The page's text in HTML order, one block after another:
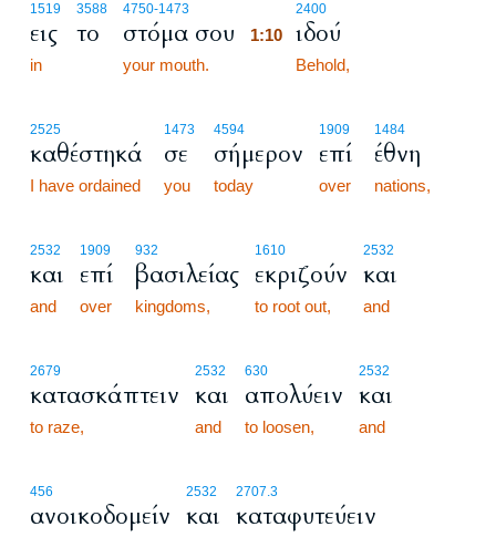
1519
εις
in
3588
το
4750-1473
στόμα σου
your mouth.
2400
1:10 ιδού
Behold,
2525
καθέστηκά
I have ordained
1473
σε
you
4594
σήμερον
today
1909
επί
over
1484
έθνη
nations,
2532
και
and
1909
επί
over
932
βασιλείας
kingdoms,
1610
εκριζούν
to root out,
2532
και
and
2679
κατασκάπτειν
to raze,
2532
και
and
630
απολύειν
to loosen,
2532
και
and
456
ανοικοδομείν
2532
και
2707.3
καταφυτεύειν